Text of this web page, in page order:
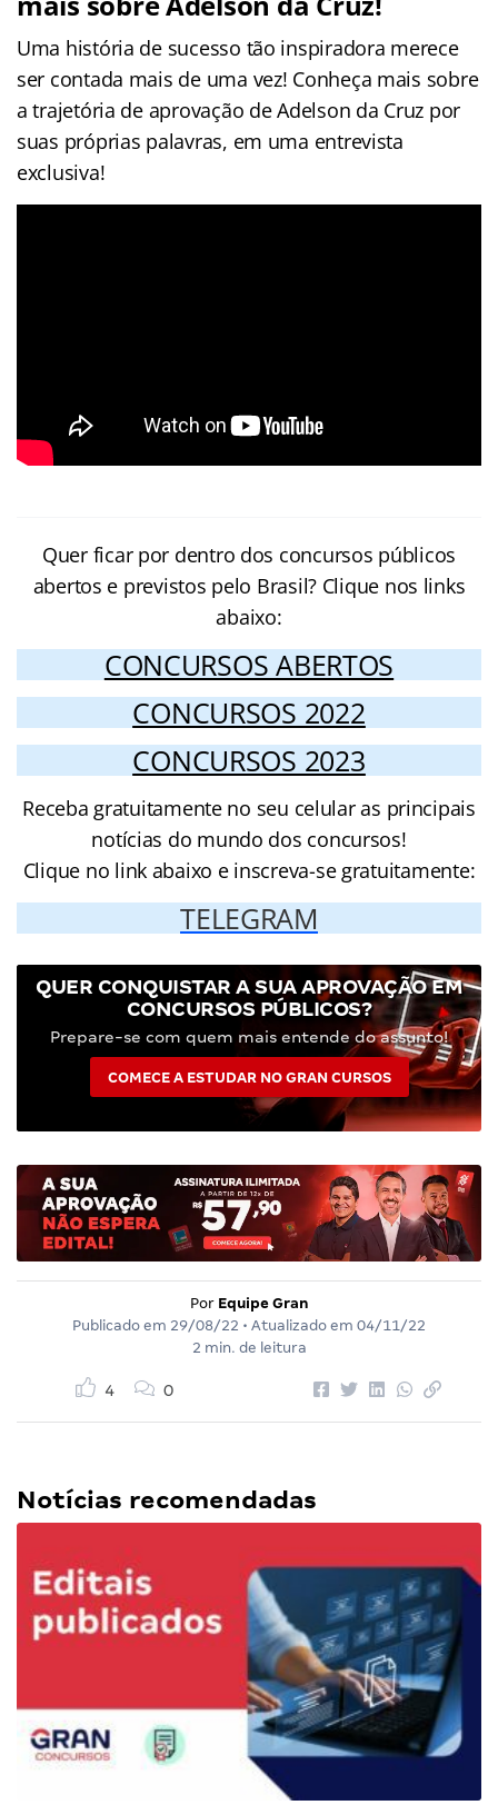
Uma história de sucesso tão inspiradora merece
ser contada mais de uma vez! Conheça mais sobre
a trajetória de aprovação de Adelson da Cruz por
suas próprias palavras, em uma entrevista
exclusiva!
Quer ficar por dentro dos concursos públicos
abertos e previstos pelo Brasil? Clique nos links
abaixo:
CONCURSOS ABERTOS
CONCURSOS 2022
CONCURSOS 2023
Receba gratuitamente no seu celular as principais
notícias do mundo dos concursos!
Clique no link abaixo e inscreva-se gratuitamente:
TELEGRAM
QUER CONQUISTAR A SUA APROVAÇÃO EM
CONCURSOS PÚBLICOS?
Prepare-se com quem mais entende do assunto!
COMECE A ESTUDAR NO GRAN CURSOS
Por Equipe Gran
Publicado em 29/08/22 • Atualizado em 04/11/22
2 min. de leitura
4 0
Notícias recomendadas